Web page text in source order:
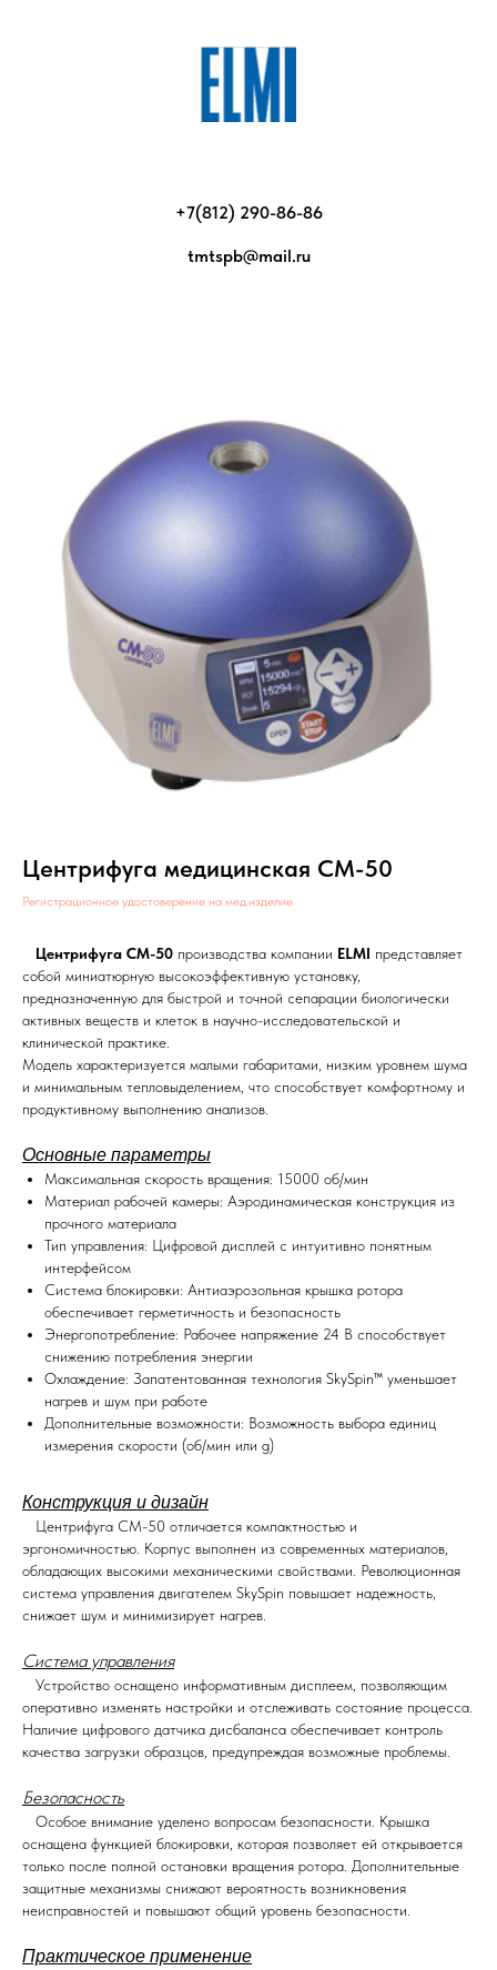
+7(812) 290-86-86
tmtspb@mail.ru
Центрифуга медицинская СМ-50
Регистрационное удостоверение на мед.изделие
Центрифуга CM-50 производства компании ELMI представляет
собой миниатюрную высокоэффективную установку,
предназначенную для быстрой и точной сепарации биологически
активных веществ и клеток в научно-исследовательской и
клинической практике.
Модель характеризуется малыми габаритами, низким уровнем шума
и минимальным тепловыделением, что способствует комфортному и
продуктивному выполнению анализов.
Основные параметры
Максимальная скорость вращения: 15000 об/мин
Материал рабочей камеры: Аэродинамическая конструкция из
прочного материала
Тип управления: Цифровой дисплей с интуитивно понятным
интерфейсом
Система блокировки: Антиаэрозольная крышка ротора
обеспечивает герметичность и безопасность
Энергопотребление: Рабочее напряжение 24 В способствует
снижению потребления энергии
Охлаждение: Запатентованная технология SkySpin™ уменьшает
нагрев и шум при работе
Дополнительные возможности: Возможность выбора единиц
измерения скорости (об/мин или g)
Конструкция и дизайн
Центрифуга CM-50 отличается компактностью и
эргономичностью. Корпус выполнен из современных материалов,
обладающих высокими механическими свойствами. Революционная
система управления двигателем SkySpin повышает надежность,
снижает шум и минимизирует нагрев.
Система управления
Устройство оснащено информативным дисплеем, позволяющим
оперативно изменять настройки и отслеживать состояние процесса.
Наличие цифрового датчика дисбаланса обеспечивает контроль
качества загрузки образцов, предупреждая возможные проблемы.
Безопасность
Особое внимание уделено вопросам безопасности. Крышка
оснащена функцией блокировки, которая позволяет ей открывается
только после полной остановки вращения ротора. Дополнительные
защитные механизмы снижают вероятность возникновения
неисправностей и повышают общий уровень безопасности.
Практическое применение